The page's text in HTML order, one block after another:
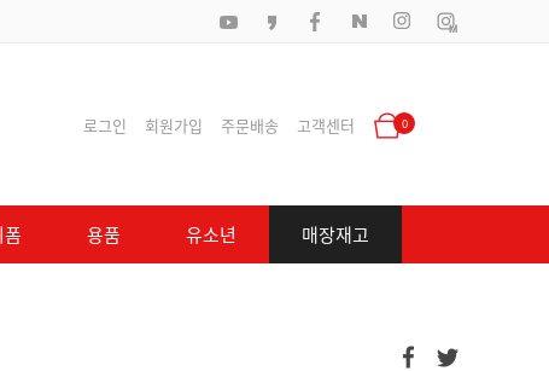
로그인 회원가입 주문배송 고객센터 0
용품 유소년 매장재고